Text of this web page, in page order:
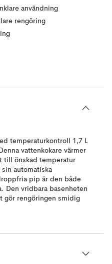
användning
rengöring
temperaturkontroll 1,7 L
vattenkokare värmer
till önskad temperatur
automatiska
pip är den både
Den vridbara basenheten
gör rengöringen smidig